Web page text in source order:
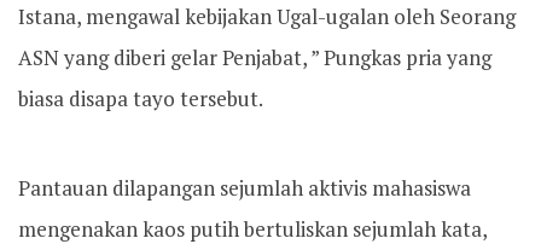
Istana, mengawal kebijakan Ugal-ugalan oleh Seorang
ASN yang diberi gelar Penjabat, ” Pungkas pria yang
biasa disapa tayo tersebut.
Pantauan dilapangan sejumlah aktivis mahasiswa
mengenakan kaos putih bertuliskan sejumlah kata,